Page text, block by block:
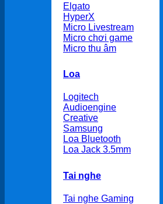
Elgato
HyperX
Micro Livestream
Micro chơi game
Micro thu âm
Loa
Logitech
Audioengine
Creative
Samsung
Loa Bluetooth
Loa Jack 3.5mm
Tai nghe
Tai nghe Gaming